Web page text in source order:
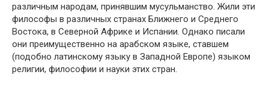
различным народам, принявшим мусульманство. Жили эти
философы в различных странах Ближнего и Среднего
Востока, в Северной Африке и Испании. Однако писали
они преимущественно на арабском языке, ставшем
(подобно латинскому языку в Западной Европе) языком
религии, философии и науки этих стран.